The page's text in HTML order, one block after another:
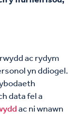
ac rydym
yn ddiogel.
data fel a
ac ni wnawn